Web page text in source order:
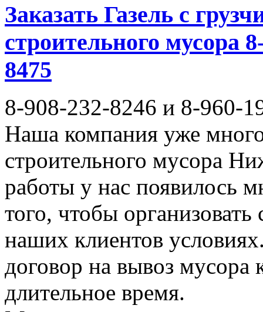
Заказать Газель с
строительного мусора
8475
8-908-232-8246 и 8-960-
Наша компания уже много
строительного мусора
работы у нас появилось
того, чтобы
наших клиентов
договор на вывоз мусора
длительное время.